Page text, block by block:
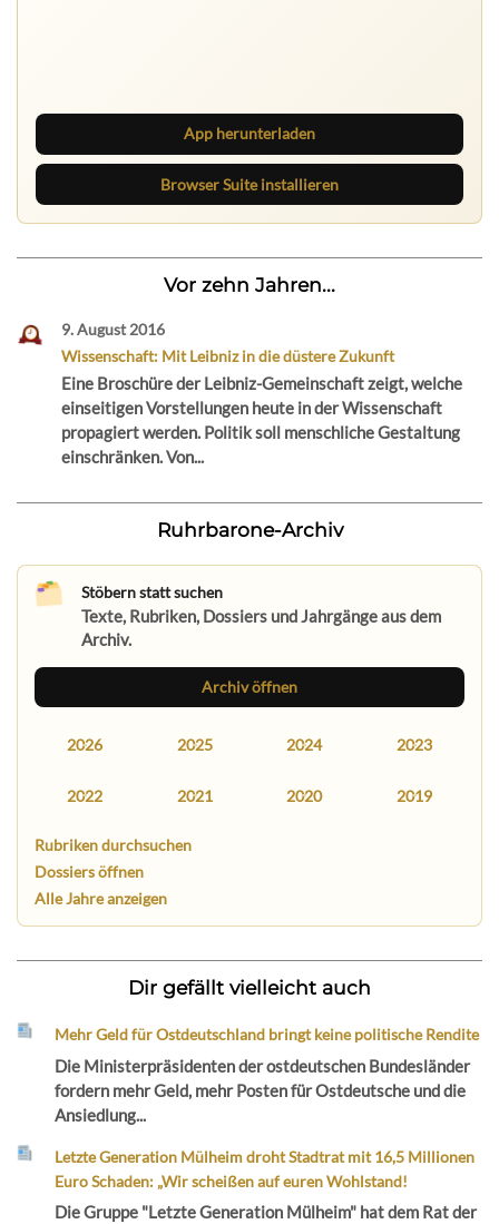
App herunterladen
Browser Suite installieren
Vor zehn Jahren...
9. August 2016
Wissenschaft: Mit Leibniz in die düstere Zukunft
Eine Broschüre der Leibniz-Gemeinschaft zeigt, welche
einseitigen Vorstellungen heute in der Wissenschaft
propagiert werden. Politik soll menschliche Gestaltung
einschränken. Von...
Ruhrbarone-Archiv
Stöbern statt suchen
Texte, Rubriken, Dossiers und Jahrgänge aus dem
Archiv.
Archiv öffnen
2026 2025 2024 2023
2022 2021 2020 2019
Rubriken durchsuchen
Dossiers öffnen
Alle Jahre anzeigen
Dir gefällt vielleicht auch
Mehr Geld für Ostdeutschland bringt keine politische Rendite
Die Ministerpräsidenten der ostdeutschen Bundesländer
fordern mehr Geld, mehr Posten für Ostdeutsche und die
Ansiedlung...
Letzte Generation Mülheim droht Stadtrat mit 16,5 Millionen
Euro Schaden: „Wir scheißen auf euren Wohlstand!
Die Gruppe "Letzte Generation Mülheim" hat dem Rat der